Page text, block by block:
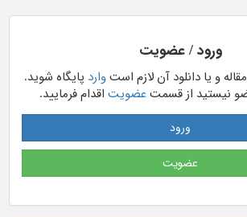
ورود / عضویت
و یا دانلود آن لازم استوارد پایگاه شوید.
نیستید از قسمت عضویت اقدام فرمایید.
ورود
عضویت